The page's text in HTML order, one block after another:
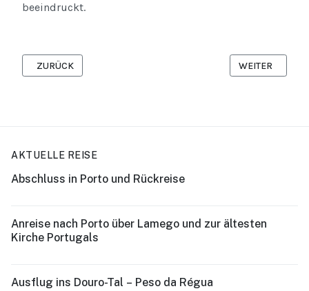
beeindruckt.
VORHERIGER BEITRAG: BIRDS
ZURÜCK NÄCHSTER
WEITER
AKTUELLE REISE
Abschluss in Porto und Rückreise
Anreise nach Porto über Lamego und zur ältesten
Kirche Portugals
Ausflug ins Douro-Tal – Peso da Régua